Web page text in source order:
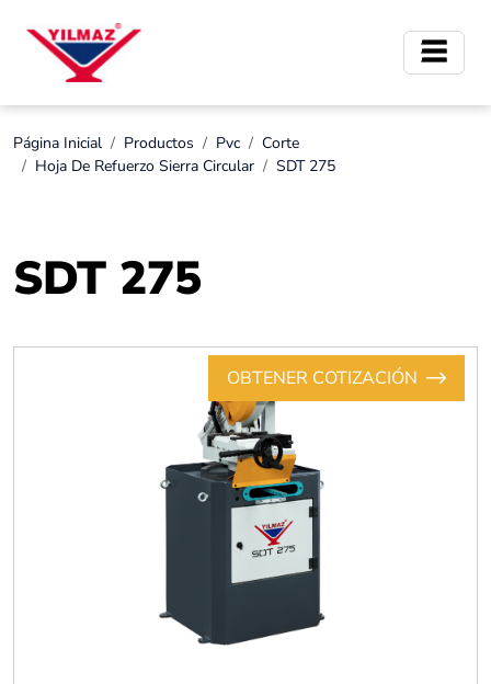
Página Inicial Productos Pvc
Corte
Hoja De Refuerzo Sierra Circular
SDT 275
SDT 275
OBTENER COTIZACIÓN